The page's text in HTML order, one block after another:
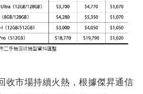
市場持續火熱，根據傑昇通信